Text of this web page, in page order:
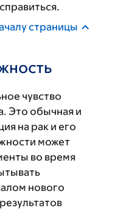
страницы
чувство
Это обычная и
на рак и его
может
во время
нового